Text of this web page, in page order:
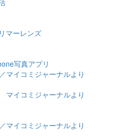
マーレンズ
写真アプリ
マイコミジャーナルより
イコミジャーナルより
マイコミジャーナルより